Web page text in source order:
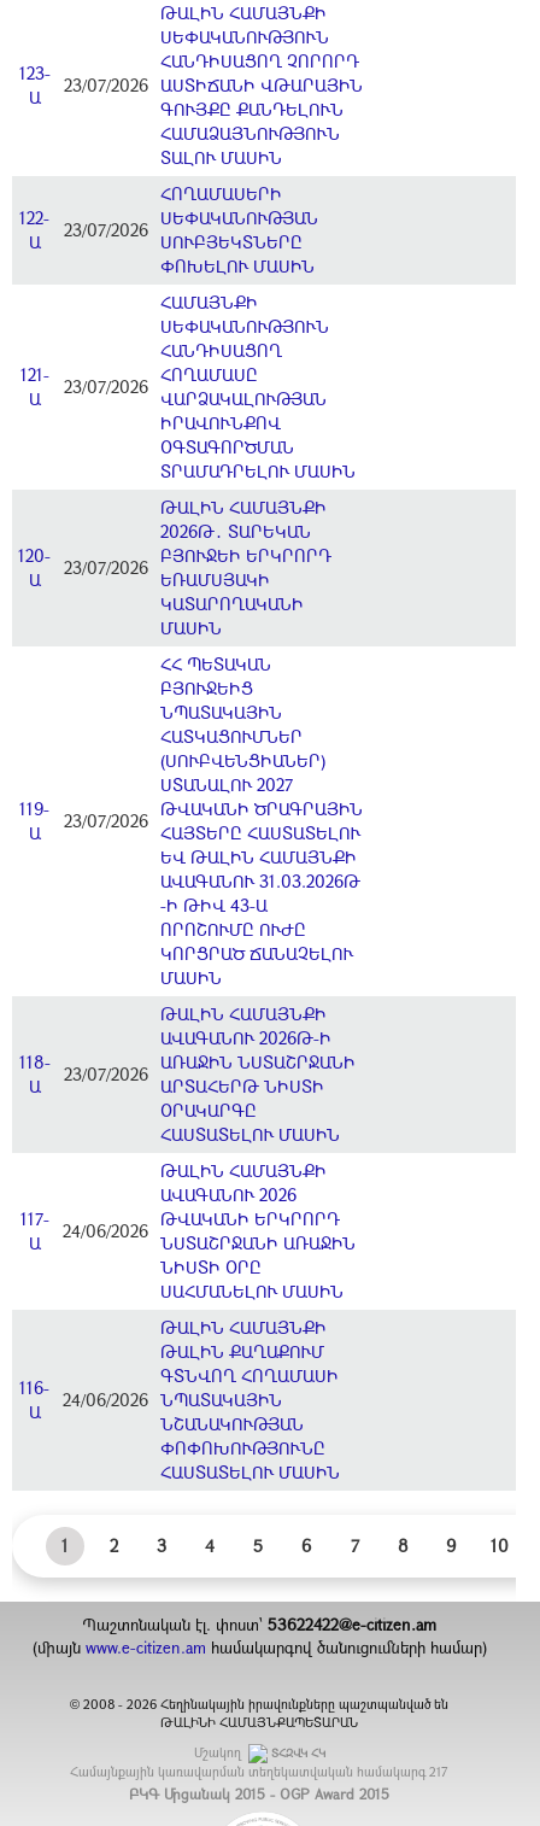
123-
Ա
23/07/2026
ԹԱԼԻՆ ՀԱՄԱՅՆՔԻ
ՍԵՓԱԿԱՆՈՒԹՅՈՒՆ
ՀԱՆԴԻՍԱՑՈՂ ՉՈՐՈՐԴ
ԱՍՏԻՃԱՆԻ ՎԹԱՐԱՅԻՆ
ԳՈՒՅՔԸ ՔԱՆԴԵԼՈՒՆ
ՀԱՄԱՁԱՅՆՈՒԹՅՈՒՆ
ՏԱԼՈՒ ՄԱՍԻՆ
122-
Ա
23/07/2026
ՀՈՂԱՄԱՍԵՐԻ
ՍԵՓԱԿԱՆՈՒԹՅԱՆ
ՍՈՒԲՅԵԿՏՆԵՐԸ
ՓՈԽԵԼՈՒ ՄԱՍԻՆ
121-
Ա
23/07/2026
ՀԱՄԱՅՆՔԻ
ՍԵՓԱԿԱՆՈՒԹՅՈՒՆ
ՀԱՆԴԻՍԱՑՈՂ
ՀՈՂԱՄԱՍԸ
ՎԱՐՁԱԿԱԼՈՒԹՅԱՆ
ԻՐԱՎՈՒՆՔՈՎ
ՕԳՏԱԳՈՐԾՄԱՆ
ՏՐԱՄԱԴՐԵԼՈՒ ՄԱՍԻՆ
120-
Ա
23/07/2026
ԹԱԼԻՆ ՀԱՄԱՅՆՔԻ
2026Թ․ ՏԱՐԵԿԱՆ
ԲՅՈՒՋԵԻ ԵՐԿՐՈՐԴ
ԵՌԱՄՍՅԱԿԻ
ԿԱՏԱՐՈՂԱԿԱՆԻ
ՄԱՍԻՆ
119-
Ա
23/07/2026
ՀՀ ՊԵՏԱԿԱՆ
ԲՅՈՒՋԵԻՑ
ՆՊԱՏԱԿԱՅԻՆ
ՀԱՏԿԱՑՈՒՄՆԵՐ
(ՍՈՒԲՎԵՆՑԻԱՆԵՐ)
ՍՏԱՆԱԼՈՒ 2027
ԹՎԱԿԱՆԻ ԾՐԱԳՐԱՅԻՆ
ՀԱՅՏԵՐԸ ՀԱՍՏԱՏԵԼՈՒ
ԵՎ ԹԱԼԻՆ ՀԱՄԱՅՆՔԻ
ԱՎԱԳԱՆՈՒ 31.03.2026Թ
-Ի ԹԻՎ 43-Ա
ՈՐՈՇՈՒՄԸ ՈՒԺԸ
ԿՈՐՑՐԱԾ ՃԱՆԱՉԵԼՈՒ
ՄԱՍԻՆ
118-
Ա
23/07/2026
ԹԱԼԻՆ ՀԱՄԱՅՆՔԻ
ԱՎԱԳԱՆՈՒ 2026Թ-Ի
ԱՌԱՋԻՆ ՆՍՏԱՇՐՋԱՆԻ
ԱՐՏԱՀԵՐԹ ՆԻՍՏԻ
ՕՐԱԿԱՐԳԸ
ՀԱՍՏԱՏԵԼՈՒ ՄԱՍԻՆ
117-
Ա
24/06/2026
ԹԱԼԻՆ ՀԱՄԱՅՆՔԻ
ԱՎԱԳԱՆՈՒ 2026
ԹՎԱԿԱՆԻ ԵՐԿՐՈՐԴ
ՆՍՏԱՇՐՋԱՆԻ ԱՌԱՋԻՆ
ՆԻՍՏԻ ՕՐԸ
ՍԱՀՄԱՆԵԼՈՒ ՄԱՍԻՆ
116-
Ա
24/06/2026
ԹԱԼԻՆ ՀԱՄԱՅՆՔԻ
ԹԱԼԻՆ ՔԱՂԱՔՈՒՄ
ԳՏՆՎՈՂ ՀՈՂԱՄԱՍԻ
ՆՊԱՏԱԿԱՅԻՆ
ՆՇԱՆԱԿՈՒԹՅԱՆ
ՓՈՓՈԽՈՒԹՅՈՒՆԸ
ՀԱՍՏԱՏԵԼՈՒ ՄԱՍԻՆ
1 2 3 4 5 6 7 8 9 10
Պաշտոնական էլ. փոստ`53622422@e-citizen.am
(միայն www.e-citizen.am համակարգով ծանուցումների համար)
© 2008 -2026 Հեղինակային իրավունքները պաշտպանված են
ԹԱԼԻՆԻ ՀԱՄԱՅՆՔԱՊԵՏԱՐԱՆ
Մշակող
ՏՀԶՎԿ ՀԿ
Համայնքային կառավարման տեղեկատվական համակարգ 217
ԲԿԳ Մրցանակ 2015 - OGP Award 2015